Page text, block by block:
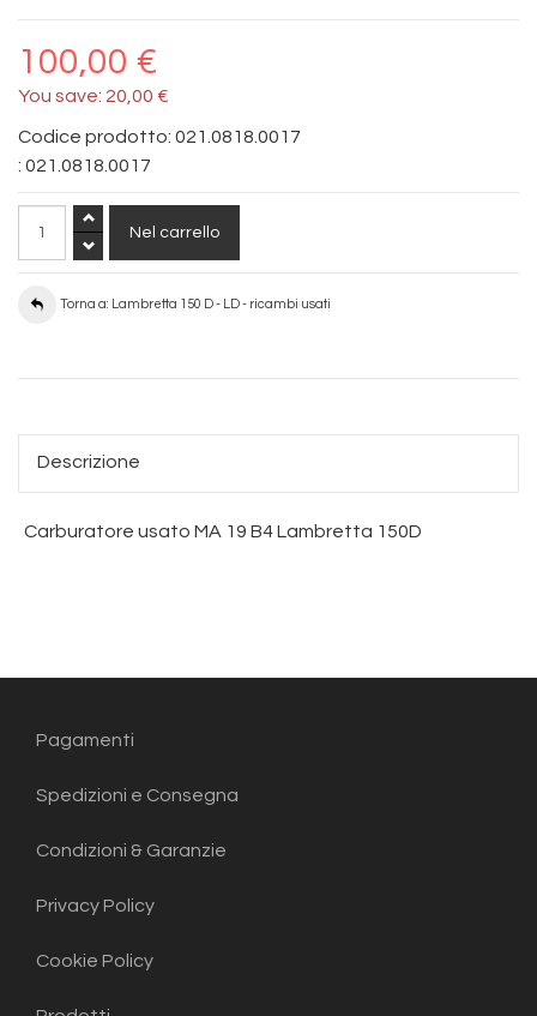
100,00 €
You save: 20,00 €
Codice prodotto: 021.0818.0017
: 021.0818.0017
Torna a: Lambretta 150 D - LD - ricambi usati
Descrizione
Carburatore usato MA 19 B4 Lambretta 150D
Pagamenti
Spedizioni e Consegna
Condizioni & Garanzie
Privacy Policy
Cookie Policy